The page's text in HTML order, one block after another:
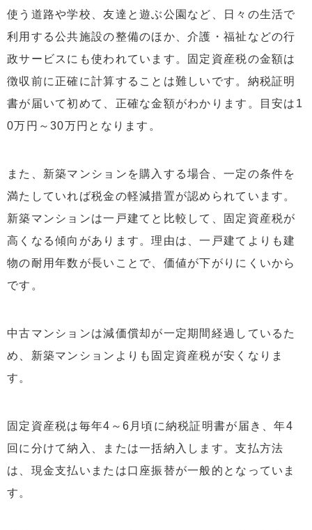
使う道路や学校、友達と遊ぶ公園など、日々の生活で
利用する公共施設の整備のほか、介護・福祉などの行
政サービスにも使われています。固定資産税の金額は
徴収前に正確に計算することは難しいです。納税証明
書が届いて初めて、正確な金額がわかります。目安は1
0万円～30万円となります。
また、新築マンションを購入する場合、一定の条件を
満たしていれば税金の軽減措置が認められています。
新築マンションは一戸建てと比較して、固定資産税が
高くなる傾向があります。理由は、一戸建てよりも建
物の耐用年数が長いことで、価値が下がりにくいから
です。
中古マンションは減価償却が一定期間経過しているた
め、新築マンションよりも固定資産税が安くなりま
す。
固定資産税は毎年4～6月頃に納税証明書が届き、年4
回に分けて納入、または一括納入します。支払方法
は、現金支払いまたは口座振替が一般的となっていま
す。